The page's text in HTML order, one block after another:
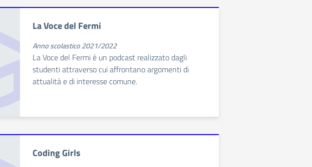
La Voce del Fermi
Anno scolastico 2021/2022
La Voce del Fermi è un podcast realizzato dagli
studenti attraverso cui affrontano argomenti di
attualità e di interesse comune.
Coding Girls